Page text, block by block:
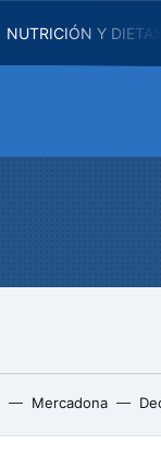
NUTRICIÓN Y
Mercadona